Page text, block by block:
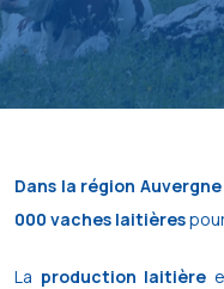
Dans la région
000 vaches laitières
La production laitière